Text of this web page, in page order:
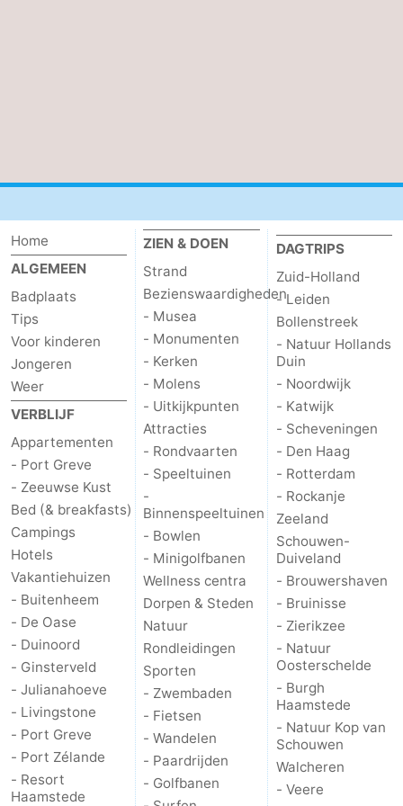
Vlissingen
-
Middelburg
Weer
Contact
Home
ALGEMEEN
Badplaats
Tips
Voor kinderen
Jongeren
Weer
VERBLIJF
Appartementen
- Port Greve
- Zeeuwse Kust
Bed (& breakfasts)
Campings
Hotels
Vakantiehuizen
- Buitenheem
- De Oase
- Duinoord
- Ginsterveld
- Julianahoeve
- Livingstone
- Port Greve
- Port Zélande
- Resort
Haamstede
ZIEN & DOEN
Strand
Bezienswaardigheden
- Musea
- Monumenten
- Kerken
- Molens
- Uitkijkpunten
Attracties
- Rondvaarten
- Speeltuinen
-
Binnenspeeltuinen
- Bowlen
- Minigolfbanen
Wellness centra
Dorpen & Steden
Natuur
Rondleidingen
Sporten
- Zwembaden
- Fietsen
- Wandelen
- Paardrijden
- Golfbanen
DAGTRIPS
Zuid-Holland
- Leiden
Bollenstreek
- Natuur Hollands
Duin
- Noordwijk
- Katwijk
- Scheveningen
- Den Haag
- Rotterdam
- Rockanje
Zeeland
Schouwen-
Duiveland
- Brouwershaven
- Bruinisse
- Zierikzee
- Natuur
Oosterschelde
- Burgh
Haamstede
- Natuur Kop van
Schouwen
Walcheren
- Veere